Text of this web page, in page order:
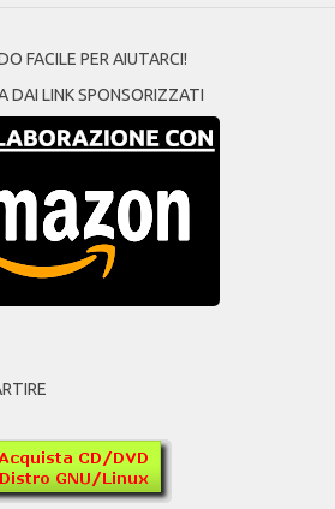
FACILE PER AIUTARCI!
DAI LINK SPONSORIZZATI